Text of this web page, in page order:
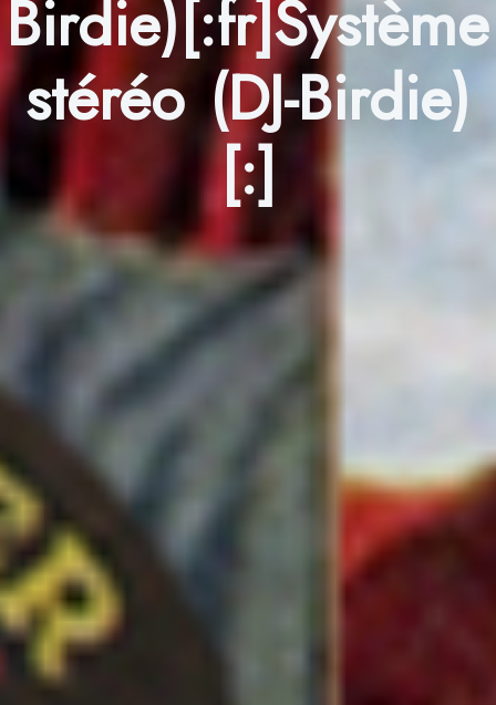
Birdie)[:fr]Système
stéréo (DJ-Birdie)
[:]